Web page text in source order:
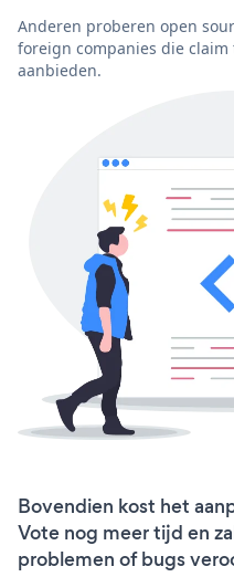
Anderen proberen open
foreign companies die
aanbieden.
Bovendien kost het
Vote nog meer tijd en
problemen of bugs